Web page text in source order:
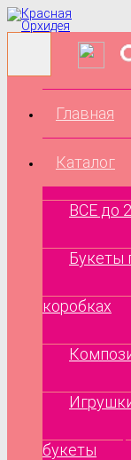
Главная
Каталог
ВСЕ до
Букеты
коробках
букеты